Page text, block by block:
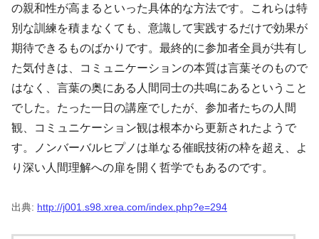
の親和性が高まるといった具体的な方法です。これらは特
別な訓練を積まなくても、意識して実践するだけで効果が
期待できるものばかりです。最終的に参加者全員が共有し
た気付きは、コミュニケーションの本質は言葉そのもので
はなく、言葉の奥にある人間同士の共鳴にあるということ
でした。たった一日の講座でしたが、参加者たちの人間
観、コミュニケーション観は根本から更新されたようで
す。ノンバーバルヒプノは単なる催眠技術の枠を超え、よ
り深い人間理解への扉を開く哲学でもあるのです。
出典: http://j001.s98.xrea.com/index.php?e=294